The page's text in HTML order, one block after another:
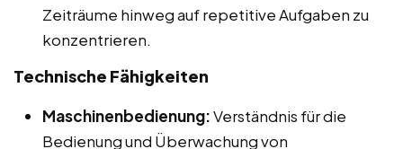
Zeiträume hinweg auf repetitive Aufgaben zu
konzentrieren.
Technische Fähigkeiten
Maschinenbedienung:Verständnis für die
Bedienung und Überwachung von